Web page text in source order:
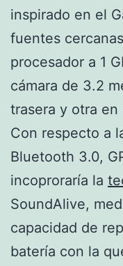
inspirado en el
fuentes
procesador a 1
cámara de 3.2
trasera y otra
Con respecto a
Bluetooth 3.0,
incoproraría la
SoundAlive,
capacidad de
batería con la